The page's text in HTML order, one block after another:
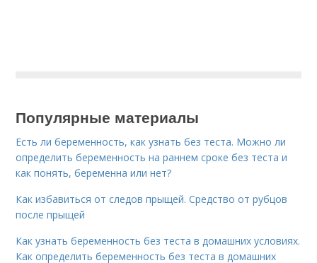
Популярные материалы
Есть ли беременность, как узнать без теста. Можно ли
определить беременность на раннем сроке без теста и
как понять, беременна или нет?
Как избавиться от следов прыщей. Средство от рубцов
после прыщей
Как узнать беременность без теста в домашних условиях.
Как определить беременность без теста в домашних